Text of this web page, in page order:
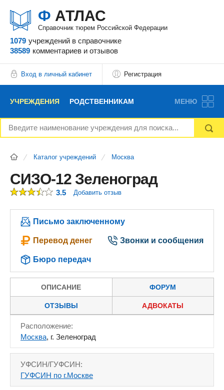
Ф АТЛАС
Справочник тюрем Российской Федерации
1079 учреждений в справочнике
38589 комментариев и отзывов
Вход в личный кабинет Регистрация
УЧРЕЖДЕНИЯ РОДСТВЕННИКАМ
НОВОСТИ БЛОГ АДВОКАТЫ
РЕКЛАМОДАТЕЛЯМ
МЕНЮ
Каталог учреждений Москва
СИЗО-12 Зеленоград
3.5 Добавить отзыв
Письмо заключенному
Перевод денег Звонки и сообщения
Бюро передач
ОПИСАНИЕ ФОРУМ
ОТЗЫВЫ АДВОКАТЫ
Расположение:
Москва, г. Зеленоград
УФСИН/ГУФСИН:
ГУФСИН по г.Москве